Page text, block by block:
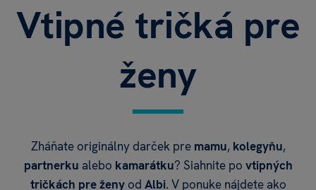
Vtipné tričká pre
ženy
Zháňate originálny darček pre mamu, kolegyňu,
partnerku alebo kamarátku? Siahnite po vtipných
tričkách pre ženyod Albi. V ponuke nájdete ako